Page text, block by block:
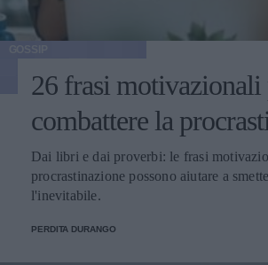
26 frasi motivazionali
combattere la
Dai libri e dai proverbi: le frasi
procrastinazione possono aiutare a
l'inevitabile.
PERDITA DURANGO